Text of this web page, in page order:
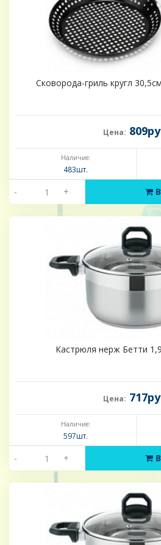
Сковорода-гриль кругл
Цена:
Наличие:
483шт.
- + В
Кастрюля нерж Бетти
Цена:
Наличие:
597шт.
- + В